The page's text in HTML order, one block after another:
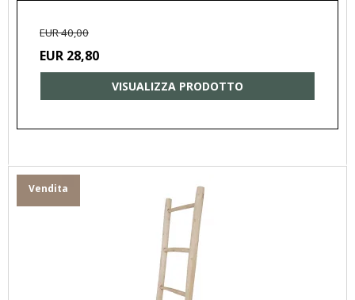
EUR 40,00
EUR 28,80
VISUALIZZA PRODOTTO
Vendita